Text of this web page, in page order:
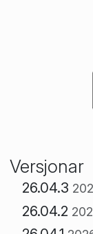
Versjonar
26.04.3
26.04.2